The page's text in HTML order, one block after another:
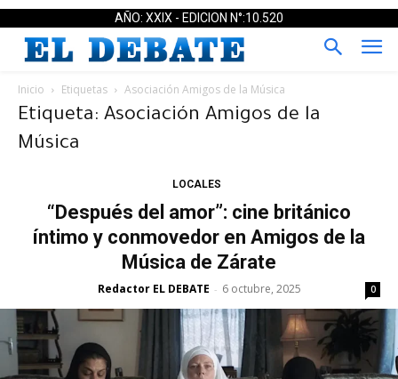
AÑO: XXIX - EDICION N°:10.520
Inicio Etiquetas Asociación Amigos de la Música
Etiqueta: Asociación Amigos de la
Música
LOCALES
“Después del amor”: cine británico
íntimo y conmovedor en Amigos de la
Música de Zárate
Redactor EL DEBATE - 6 octubre, 2025 0